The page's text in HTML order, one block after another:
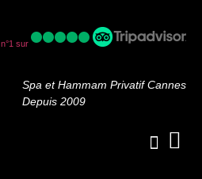
n°1 sur
Spa et Hammam Privatif Cannes
Depuis 2009